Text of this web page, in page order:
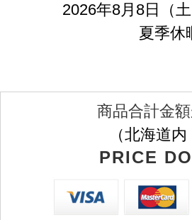
2026年8月8日（
夏季休
商品合計金
（北海道
PRICE